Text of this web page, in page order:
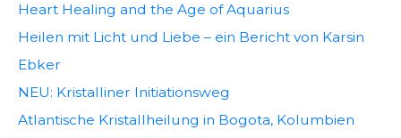
Heart Healing and the Age of Aquarius
Heilen mit Licht und Liebe – ein Bericht von Karsin
Ebker
NEU: Kristalliner Initiationsweg
Atlantische Kristallheilung in Bogota, Kolumbien